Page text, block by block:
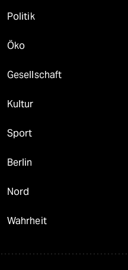
Politik
Öko
Gesellschaft
Kultur
Sport
Berlin
Nord
Wahrheit